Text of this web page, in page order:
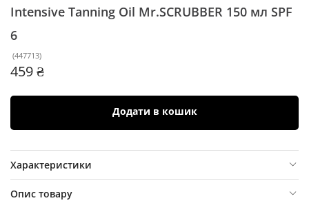
Intensive Tanning Oil Mr.SCRUBBER 150 мл SPF
6
(447713)
459 ₴
Додати в кошик
Характеристики
Опис товару